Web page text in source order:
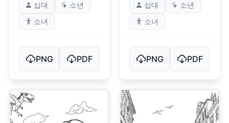
십대
소년
소녀
PNG PDF
십대
소년
소녀
PNG PDF